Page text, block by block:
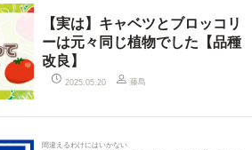
【実は】キャベツとブロッコリ
ーは元々同じ植物でした【品種
改良】
2025.05.20 藤島
間違えるわけにはいかない